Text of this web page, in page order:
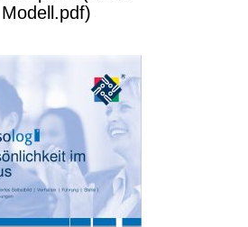
Modell.pdf)